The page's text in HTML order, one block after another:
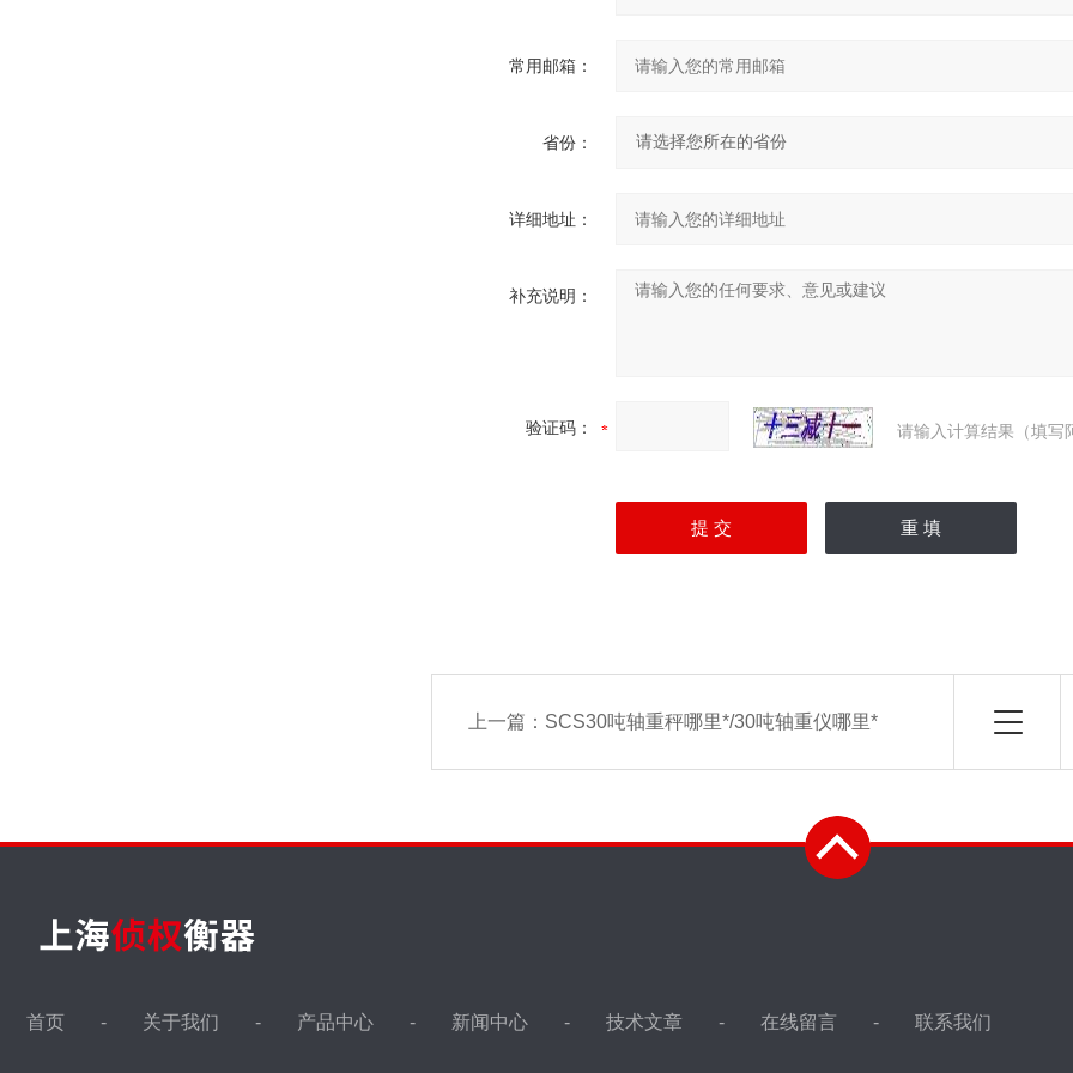
常用邮箱：
省份：
详细地址：
补充说明：
验证码： 请输入计算结果（填写
上一篇： SCS30吨轴重秤哪里*/30吨轴重仪哪里*
首页 关于我们 产品中心 新闻中心 技术文章 在线留言 联系我们